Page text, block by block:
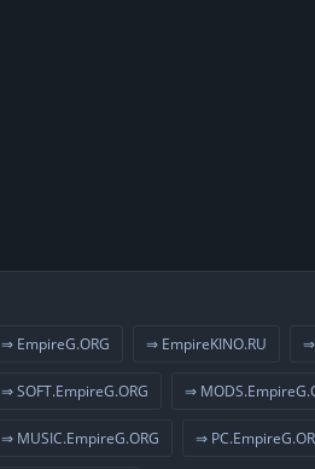
⇒ EmpireG.ORG ⇒ EmpireKINO.RU ⇒
⇒ SOFT.EmpireG.ORG ⇒
⇒ MUSIC.EmpireG.ORG ⇒